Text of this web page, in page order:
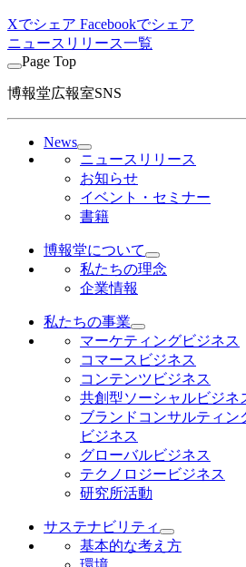
Xでシェア Facebookでシェア
ニュースリリース一覧
Page Top
博報堂広報室SNS
News
ニュースリリース
お知らせ
イベント・セミナー
書籍
博報堂について
私たちの理念
企業情報
私たちの事業
マーケティングビジネス
コマースビジネス
コンテンツビジネス
共創型ソーシャルビジネ
ブランドコンサルティン
ビジネス
グローバルビジネス
テクノロジービジネス
研究所活動
サステナビリティ
基本的な考え方